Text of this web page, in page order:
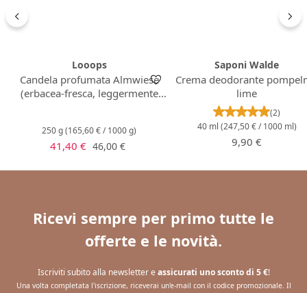
Looops
Candela profumata Almwiese
(erbacea-fresca, leggermente
250 g(165,60 € / 1000 g)
Prezzo di vendita:
41,40 € Prezzo normale:
46,00 €
Saponi Walde
Crema deodorante
lime
Valutazione
(2)
40 ml (247,50 € / 1000 ml)
Prezzo normale:
9,90 €
Ricevi sempre per primo tutte le
offerte e le novità.
Iscriviti subito alla newsletter e assicurati uno sconto di 5 €!
Una volta completata l'iscrizione, riceverai un'e-mail con il codice promozionale. Il